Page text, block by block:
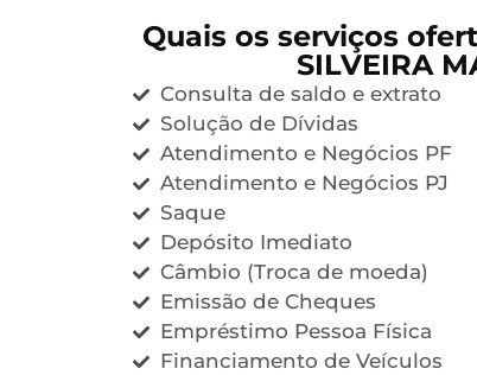
Quais os serviços
SILVEIRA
Consulta de saldo e extrato
Solução de Dívidas
Atendimento e Negócios PF
Atendimento e Negócios PJ
Saque
Depósito Imediato
Câmbio (Troca de moeda)
Emissão de Cheques
Empréstimo Pessoa Física
Financiamento de Veículos